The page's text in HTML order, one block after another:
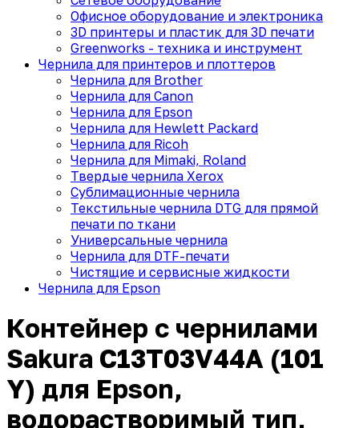
Офисное оборудование и электроника
3D принтеры и пластик для 3D печати
Greenworks - техника и инструмент
Чернила для принтеров и плоттеров
Чернила для Brother
Чернила для Canon
Чернила для Epson
Чернила для Hewlett Packard
Чернила для Ricoh
Чернила для Mimaki, Roland
Твердые чернила Xerox
Сублимационные чернила
Текстильные чернила DTG для прямой
печати по ткани
Универсальные чернила
Чернила для DTF-печати
Чистящие и сервисные жидкости
Чернила для Epson
Контейнер с чернилами
Sakura C13T03V44A (101
Y) для Epson,
водорастворимый тип,